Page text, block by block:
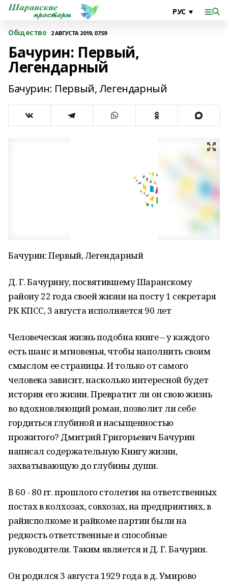
Общество 2 АВГУСТА 2019, 07:59
Бачурин: Первый,
Легендарный
Бачурин: Первый, Легендарный
Бачурин: Первый, Легендарный
Д. Г. Бачурину, посвятившему Шаранскому
району 22 года своей жизни на посту 1 секретаря
РК КПСС, 3 августа исполняется 90 лет
Человеческая жизнь подобна книге – у каждого
есть шанс и мгновенья, чтобы наполнить своим
смыслом ее страницы. И только от самого
человека зависит, насколько интересной будет
история его жизни. Превратит ли он свою жизнь
во вдохновляющий роман, позволит ли себе
гордиться глубиной и насыщенностью
прожитого? Дмитрий Григорьевич Бачурин
написал содержательную Книгу жизни,
захватывающую до глубины души.
В 60 - 80 гг. прошлого столетия на ответственных
постах в колхозах, совхозах, на предприятиях, в
райисполкоме и райкоме партии были на
редкость ответственные и способные
руководители. Таким является и Д. Г. Бачурин.
Он родился 3 августа 1929 года в д. Умирово